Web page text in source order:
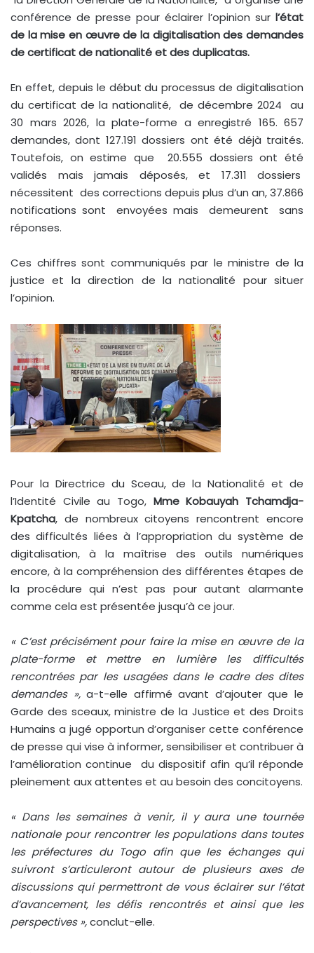
conférence de presse pour éclairer l’opinion sur l’état
de la mise en œuvre de la digitalisation des demandes
de certificat de nationalité et des duplicatas.
En effet, depuis le début du processus de digitalisation
du certificat de la nationalité, de décembre 2024 au
30 mars 2026, la plate-forme a enregistré 165. 657
demandes, dont 127.191 dossiers ont été déjà traités.
Toutefois, on estime que 20.555 dossiers ont été
validés mais jamais déposés, et 17.311 dossiers
nécessitent des corrections depuis plus d’un an, 37.866
notifications sont envoyées mais demeurent sans
réponses.
Ces chiffres sont communiqués par le ministre de la
justice et la direction de la nationalité pour situer
l’opinion.
Pour la Directrice du Sceau, de la Nationalité et de
l’Identité Civile au Togo, Mme Kobauyah Tchamdja-
Kpatcha, de nombreux citoyens rencontrent encore
des difficultés liées à l’appropriation du système de
digitalisation, à la maîtrise des outils numériques
encore, à la compréhension des différentes étapes de
la procédure qui n’est pas pour autant alarmante
comme cela est présentée jusqu’à ce jour.
« C’est précisément pour faire la mise en œuvre de la
plate-forme et mettre en lumière les difficultés
rencontrées par les usagées dans le cadre des dites
demandes »,a-t-elle affirmé avant d’ajouter que le
Garde des sceaux, ministre de la Justice et des Droits
Humains a jugé opportun d’organiser cette conférence
de presse qui vise à informer, sensibiliser et contribuer à
l’amélioration continue du dispositif afin qu’il réponde
pleinement aux attentes et au besoin des concitoyens.
« Dans les semaines à venir, il y aura une tournée
nationale pour rencontrer les populations dans toutes
les préfectures du Togo afin que les échanges qui
suivront s’articuleront autour de plusieurs axes de
discussions qui permettront de vous éclairer sur l’état
d’avancement, les défis rencontrés et ainsi que les
perspectives »,conclut-elle.